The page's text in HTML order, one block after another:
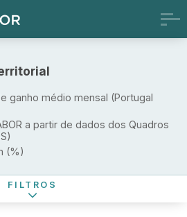
ganho médio mensal (Portugal
a partir de dados dos Quadros
(%)
médio (Portugal continental=100)
médio (Lisboa=100)
FILTROS